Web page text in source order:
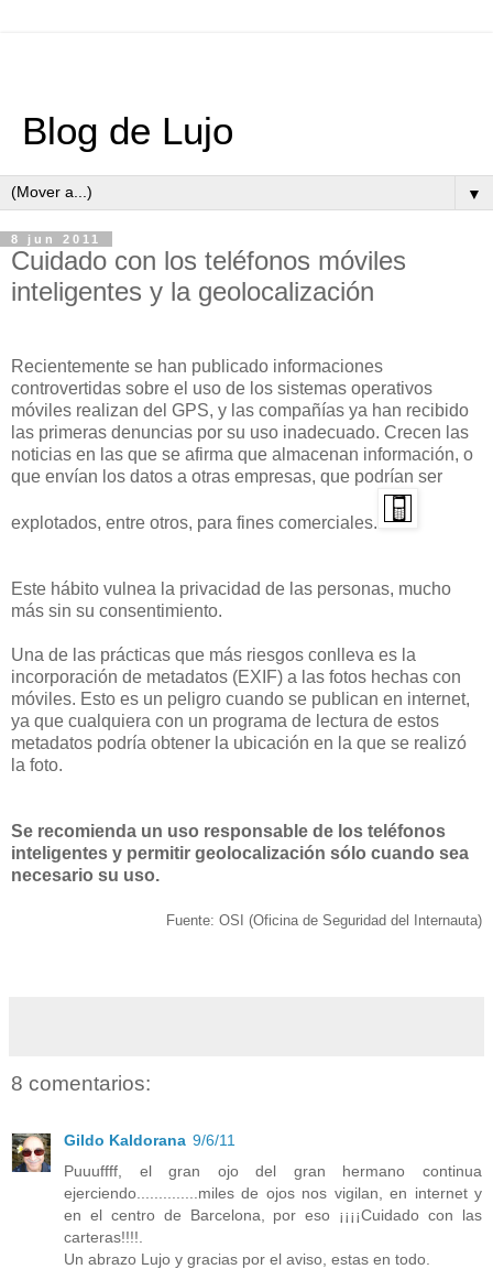
Blog de Lujo
▼
8 jun 2011
Cuidado con los teléfonos móviles
inteligentes y la geolocalización
Recientemente se han publicado informaciones
controvertidas sobre el uso de los sistemas operativos
móviles realizan del GPS, y las compañías ya han recibido
las primeras denuncias por su uso inadecuado. Crecen las
noticias en las que se afirma que almacenan información, o
que envían los datos a otras empresas, que podrían ser
explotados, entre otros, para fines comerciales.
Este hábito vulnea la privacidad de las personas, mucho
más sin su consentimiento.
Una de las prácticas que más riesgos conlleva es la
incorporación de metadatos (EXIF) a las fotos hechas con
móviles. Esto es un peligro cuando se publican en internet,
ya que cualquiera con un programa de lectura de estos
metadatos podría obtener la ubicación en la que se realizó
la foto.
Se recomienda un uso responsable de los teléfonos
inteligentes y permitir geolocalización sólo cuando sea
necesario su uso.
Fuente: OSI (Oficina de Seguridad del Internauta)
8 comentarios:
Gildo Kaldorana 9/6/11
Puuuffff, el gran ojo del gran hermano continua
ejerciendo..............miles de ojos nos vigilan, en internet y
en el centro de Barcelona, por eso ¡¡¡¡Cuidado con las
carteras!!!!.
Un abrazo Lujo y gracias por el aviso, estas en todo.